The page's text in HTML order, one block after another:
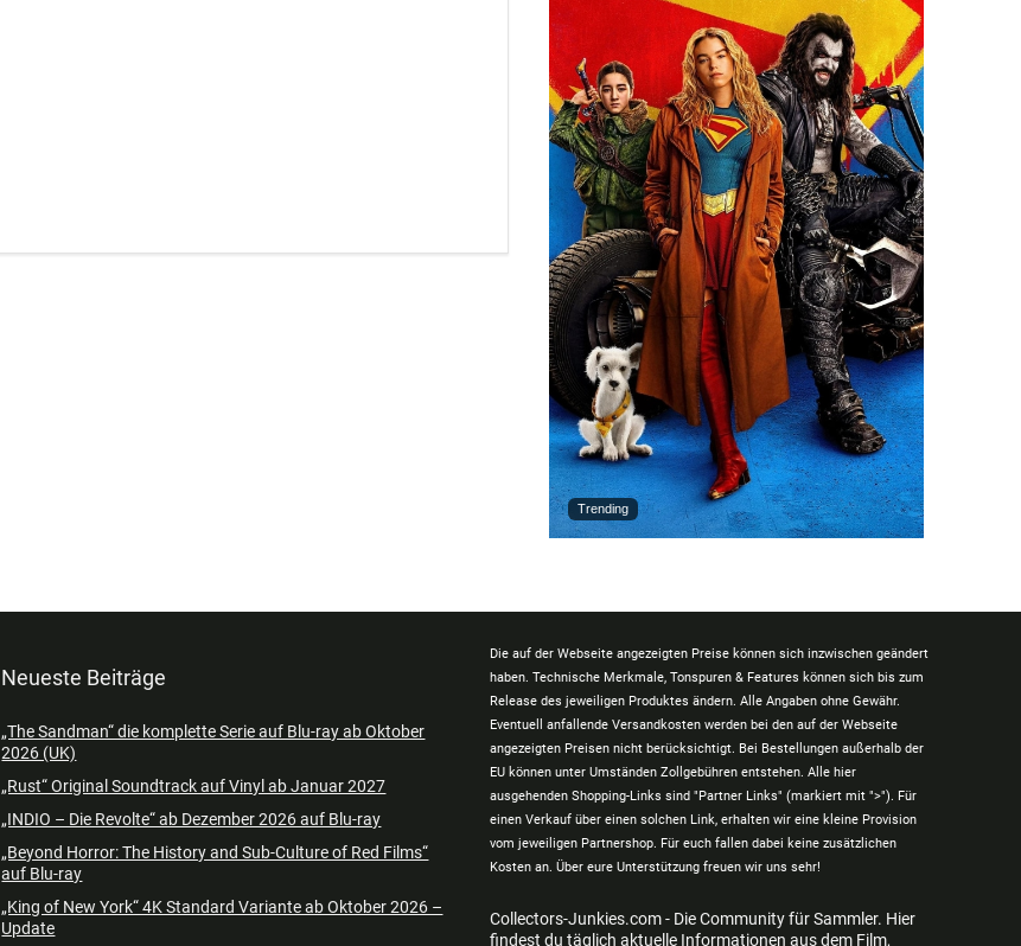
Trending
Neueste Beiträge
„The Sandman“ die komplette Serie auf Blu-ray ab Oktober
2026 (UK)
„Rust“ Original Soundtrack auf Vinyl ab Januar 2027
„INDIO – Die Revolte“ ab Dezember 2026 auf Blu-ray
„Beyond Horror: The History and Sub-Culture of Red Films“
auf Blu-ray
„King of New York“ 4K Standard Variante ab Oktober 2026 –
Update
Die auf der Webseite angezeigten Preise können sich inzwischen geändert
haben. Technische Merkmale, Tonspuren & Features können sich bis zum
Release des jeweiligen Produktes ändern. Alle Angaben ohne Gewähr.
Eventuell anfallende Versandkosten werden bei den auf der Webseite
angezeigten Preisen nicht berücksichtigt. Bei Bestellungen außerhalb der
EU können unter Umständen Zollgebühren entstehen. Alle hier
ausgehenden Shopping-Links sind "Partner Links" (markiert mit ">"). Für
einen Verkauf über einen solchen Link, erhalten wir eine kleine Provision
vom jeweiligen Partnershop. Für euch fallen dabei keine zusätzlichen
Kosten an. Über eure Unterstützung freuen wir uns sehr!
Collectors-Junkies.com - Die Community für Sammler. Hier
findest du täglich aktuelle Informationen aus dem Film,